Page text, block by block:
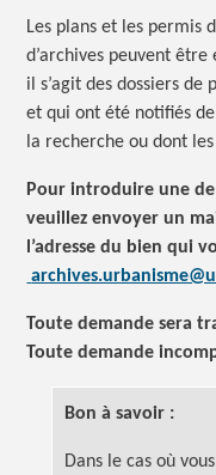
Les plans et les permis
d’archives peuvent
il s’agit des dossiers
et qui ont été notifiés
la recherche ou dont
Pour introduire une
veuillez envoyer un
l’adresse du bien qui
Toute demande sera
Toute demande
Bon à savoir :
Dans le cas où